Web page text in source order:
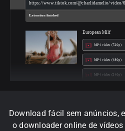
Extraction finished
https://www.tiktok.com/@charlidamelio/video/
European Milf
MP4 video (720p)
MP4 video (480p)
MP4 video (240p)
Download fácil sem anúncios,
o downloader online de